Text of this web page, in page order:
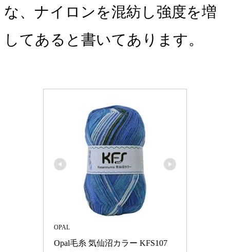
な、ナイロンを混紡し強度を増
してあると書いてあります。
OPAL
Opal毛糸 気仙沼カラー KFS107